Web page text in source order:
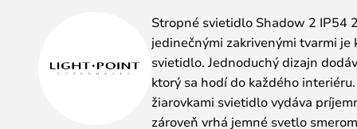
Stropné svietidlo Shadow 2 IP54
jedinečnými zakrivenými tvarmi
svietidlo. Jednoduchý dizajn
ktorý sa hodí do každého
žiarovkami svietidlo vydáva
zároveň vrhá jemné svetlo